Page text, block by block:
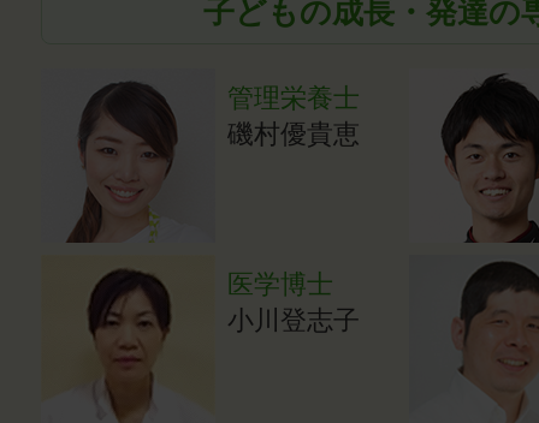
子どもの成長・発達の
管理栄養士
磯村優貴恵
医学博士
小川登志子